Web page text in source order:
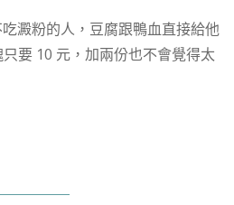
澱粉的人，豆腐跟鴨血直接給他
要 10 元，加兩份也不會覺得太